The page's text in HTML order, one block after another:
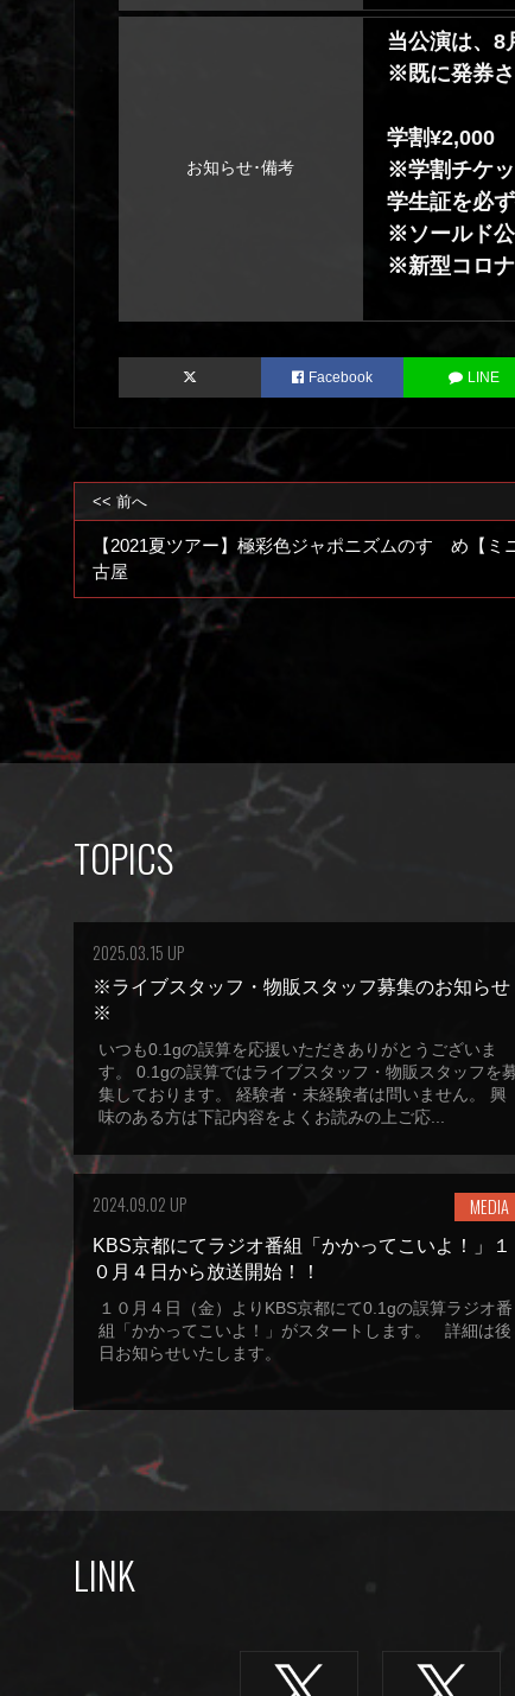
お知らせ･備考
当公演は、8
※既に発券さ
学割¥2,000
※学割チケッ
学生証を必
※ソールド公
※新型コロナ
Facebook LINE
<< 前へ
【2021夏ツアー】極彩色ジャポニズムのすゝめ【
古屋
TOPICS
2025.03.15 UP
※ライブスタッフ・物販スタッフ募集のお知らせ
※
いつも0.1gの誤算を応援いただきありがとうございま
す。 0.1gの誤算ではライブスタッフ・物販スタッフを
集しております。 経験者・未経験者は問いません。 興
味のある方は下記内容をよくお読みの上ご応...
2024.09.02 UP MEDIA
KBS京都にてラジオ番組「かかってこいよ！」１
０月４日から放送開始！！
１０月４日（金）よりKBS京都にて0.1gの誤算ラジオ番
組「かかってこいよ！」がスタートします。 詳細は後
日お知らせいたします。
LINK